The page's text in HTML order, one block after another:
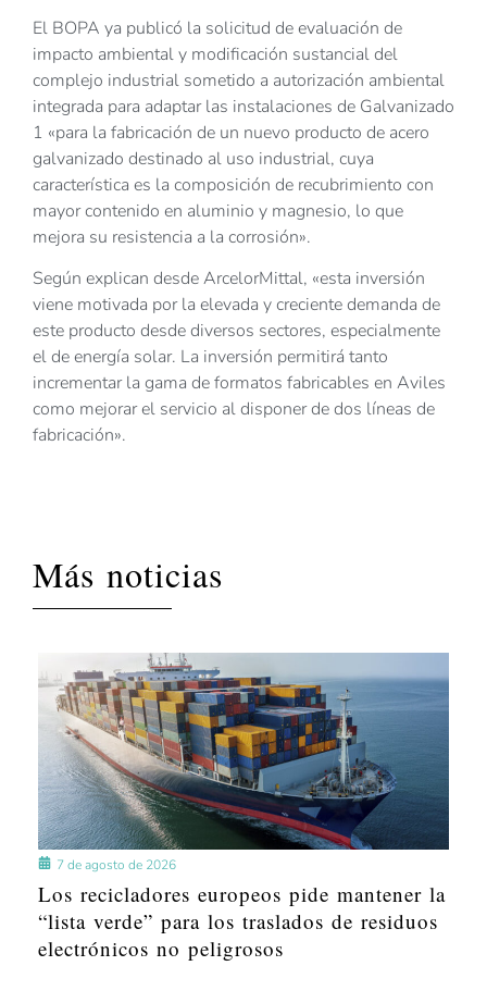
El BOPA ya publicó la solicitud de evaluación de
impacto ambiental y modificación sustancial del
complejo industrial sometido a autorización ambiental
integrada para adaptar las instalaciones de Galvanizado
1 «para la fabricación de un nuevo producto de acero
galvanizado destinado al uso industrial, cuya
característica es la composición de recubrimiento con
mayor contenido en aluminio y magnesio, lo que
mejora su resistencia a la corrosión».
Según explican desde ArcelorMittal, «esta inversión
viene motivada por la elevada y creciente demanda de
este producto desde diversos sectores, especialmente
el de energía solar. La inversión permitirá tanto
incrementar la gama de formatos fabricables en Aviles
como mejorar el servicio al disponer de dos líneas de
fabricación».
Más noticias
7 de agosto de 2026
Los recicladores europeos pide mantener la
“lista verde” para los traslados de residuos
electrónicos no peligrosos